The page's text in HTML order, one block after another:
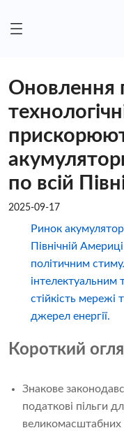
Оновлення
по всій
2025-09-17
Ринок
Північній
політичним
стійкість мережі
джерел енергії.
Короткий
Знакове
податкові пільги
великомасштабних